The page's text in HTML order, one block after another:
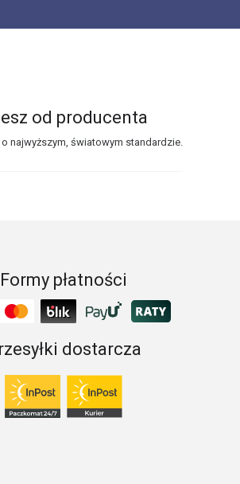
od producenta
o najwyższym, światowym standardzie.
Formy płatności
dostarcza